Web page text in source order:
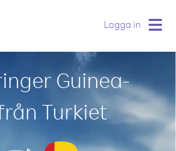
Logga in
Guinea-
Turkiet